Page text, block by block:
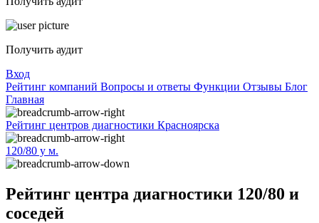
Получить аудит
Вход
Рейтинг компаний Вопросы и ответы Функции Отзывы Блог
Главная
Рейтинг центров диагностики Красноярска
120/80 у м.
Рейтинг центра диагностики 120/80 и
соседей